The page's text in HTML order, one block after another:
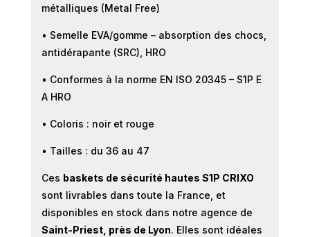
métalliques (Metal Free)
• Semelle EVA/gomme – absorption des chocs,
antidérapante (SRC), HRO
• Conformes à la norme EN ISO 20345 – S1P E
A HRO
• Coloris : noir et rouge
• Tailles : du 36 au 47
Ces baskets de sécurité hautes S1P CRIXO
sont livrables dans toute la France, et
disponibles en stock dans notre agence de
Saint-Priest, près de Lyon. Elles sont idéales